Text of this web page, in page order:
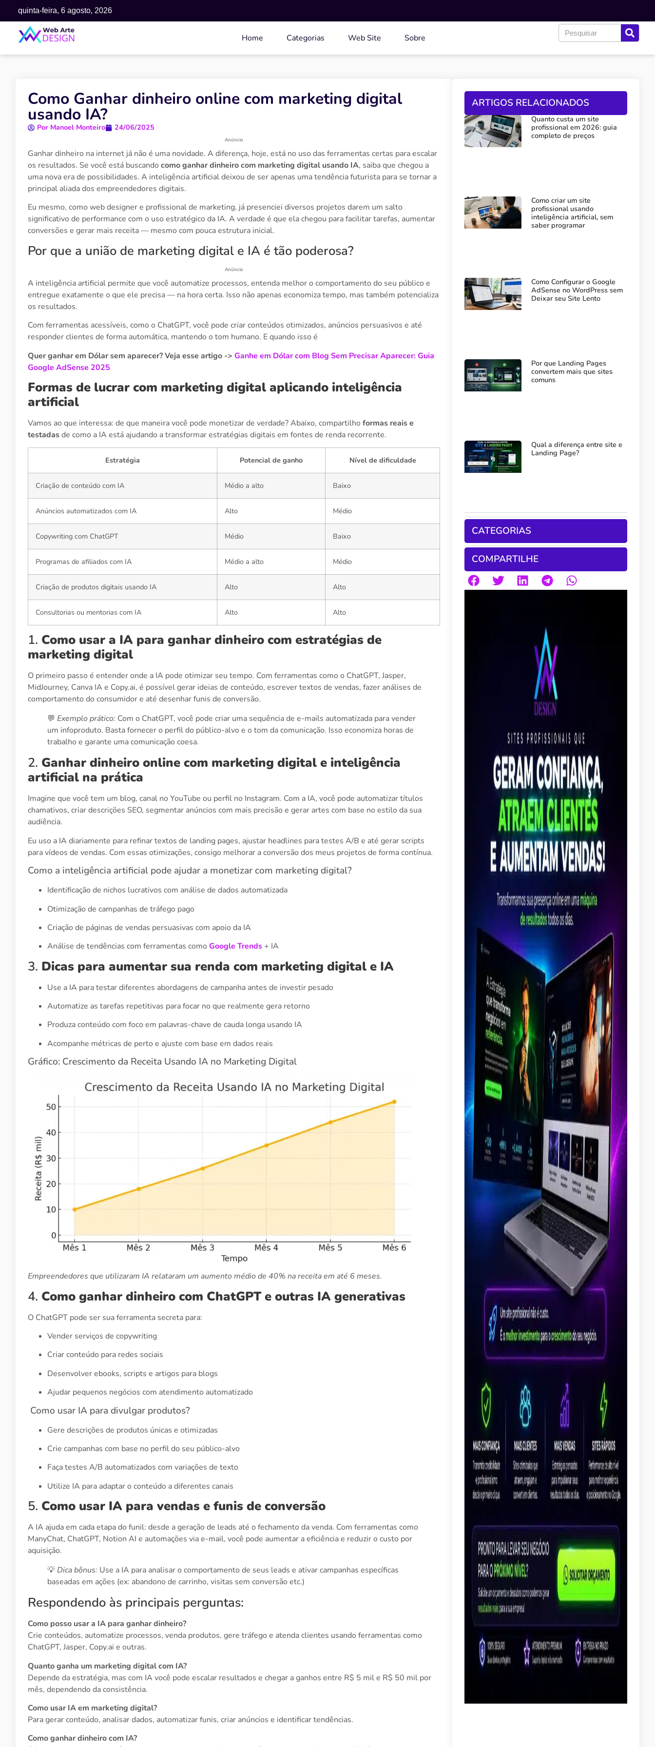
quinta-feira, 6 agosto, 2026
Home Categorias Web Site Sobre
Como Ganhar dinheiro online com marketing digital
usando IA?
Por Manoel Monteiro 24/06/2025
Anúncio
Ganhar dinheiro na internet já não é uma novidade. A diferença, hoje, está no uso das ferramentas certas para escalar
os resultados. Se você está buscando como ganhar dinheiro com marketing digital usando IA, saiba que chegou a
uma nova era de possibilidades. A inteligência artificial deixou de ser apenas uma tendência futurista para se tornar a
principal aliada dos empreendedores digitais.
Eu mesmo, como web designer e profissional de marketing, já presenciei diversos projetos darem um salto
significativo de performance com o uso estratégico da IA. A verdade é que ela chegou para facilitar tarefas, aumentar
conversões e gerar mais receita — mesmo com pouca estrutura inicial.
Por que a união de marketing digital e IA é tão poderosa?
Anúncio
A inteligência artificial permite que você automatize processos, entenda melhor o comportamento do seu público e
entregue exatamente o que ele precisa — na hora certa. Isso não apenas economiza tempo, mas também potencializa
os resultados.
Com ferramentas acessíveis, como o ChatGPT, você pode criar conteúdos otimizados, anúncios persuasivos e até
responder clientes de forma automática, mantendo o tom humano. E quando isso é
Quer ganhar em Dólar sem aparecer? Veja esse artigo -> Ganhe em Dólar com Blog Sem Precisar Aparecer: Guia
Google AdSense 2025
Formas de lucrar com marketing digital aplicando inteligência
artificial
Vamos ao que interessa: de que maneira você pode monetizar de verdade? Abaixo, compartilho formas reais e
testadasde como a IA está ajudando a transformar estratégias digitais em fontes de renda recorrente.
Estratégia Potencial de ganho Nível de dificuldade
Criação de conteúdo com IA Médio a alto Baixo
Anúncios automatizados com IA Alto Médio
Copywriting com ChatGPT Médio Baixo
Programas de afiliados com IA Médio a alto Médio
Criação de produtos digitais usando IA Alto Alto
Consultorias ou mentorias com IA Alto Alto
1. Como usar a IA para ganhar dinheiro com estratégias de
marketing digital
O primeiro passo é entender onde a IA pode otimizar seu tempo. Com ferramentas como o ChatGPT, Jasper,
MidJourney, Canva IA e Copy.ai, é possível gerar ideias de conteúdo, escrever textos de vendas, fazer análises de
comportamento do consumidor e até desenhar funis de conversão.
💬 Exemplo prático: Com o ChatGPT, você pode criar uma sequência de e-mails automatizada para vender
um infoproduto. Basta fornecer o perfil do público-alvo e o tom da comunicação. Isso economiza horas de
trabalho e garante uma comunicação coesa.
2. Ganhar dinheiro online com marketing digital e inteligência
artificial na prática
Imagine que você tem um blog, canal no YouTube ou perfil no Instagram. Com a IA, você pode automatizar títulos
chamativos, criar descrições SEO, segmentar anúncios com mais precisão e gerar artes com base no estilo da sua
audiência.
Eu uso a IA diariamente para refinar textos de landing pages, ajustar headlines para testes A/B e até gerar scripts
para vídeos de vendas. Com essas otimizações, consigo melhorar a conversão dos meus projetos de forma contínua.
Como a inteligência artificial pode ajudar a monetizar com marketing digital?
Identificação de nichos lucrativos com análise de dados automatizada
Otimização de campanhas de tráfego pago
Criação de páginas de vendas persuasivas com apoio da IA
Análise de tendências com ferramentas como Google Trends + IA
3. Dicas para aumentar sua renda com marketing digital e IA
Use a IA para testar diferentes abordagens de campanha antes de investir pesado
Automatize as tarefas repetitivas para focar no que realmente gera retorno
Produza conteúdo com foco em palavras-chave de cauda longa usando IA
Acompanhe métricas de perto e ajuste com base em dados reais
Gráfico: Crescimento da Receita Usando IA no Marketing Digital
Empreendedores que utilizaram IA relataram um aumento médio de 40% na receita em até 6 meses.
4. Como ganhar dinheiro com ChatGPT e outras IA generativas
O ChatGPT pode ser sua ferramenta secreta para:
Vender serviços de copywriting
Criar conteúdo para redes sociais
Desenvolver ebooks, scripts e artigos para blogs
Ajudar pequenos negócios com atendimento automatizado
Como usar IA para divulgar produtos?
Gere descrições de produtos únicas e otimizadas
Crie campanhas com base no perfil do seu público-alvo
Faça testes A/B automatizados com variações de texto
Utilize IA para adaptar o conteúdo a diferentes canais
5. Como usar IA para vendas e funis de conversão
A IA ajuda em cada etapa do funil: desde a geração de leads até o fechamento da venda. Com ferramentas como
ManyChat, ChatGPT, Notion AI e automações via e-mail, você pode aumentar a eficiência e reduzir o custo por
aquisição.
💡 Dica bônus: Use a IA para analisar o comportamento de seus leads e ativar campanhas específicas
baseadas em ações (ex: abandono de carrinho, visitas sem conversão etc.)
Respondendo às principais perguntas:
Como posso usar a IA para ganhar dinheiro?
Crie conteúdos, automatize processos, venda produtos, gere tráfego e atenda clientes usando ferramentas como
ChatGPT, Jasper, Copy.ai e outras.
Quanto ganha um marketing digital com IA?
Depende da estratégia, mas com IA você pode escalar resultados e chegar a ganhos entre R$ 5 mil e R$ 50 mil por
mês, dependendo da consistência.
Como usar IA em marketing digital?
Para gerar conteúdo, analisar dados, automatizar funis, criar anúncios e identificar tendências.
Como ganhar dinheiro com IA?
ARTIGOS RELACIONADOS
Quanto custa um site
profissional em 2026: guia
completo de preços
Como criar um site
profissional usando
inteligência artificial, sem
saber programar
Como Configurar o Google
AdSense no WordPress sem
Deixar seu Site Lento
Por que Landing Pages
convertem mais que sites
comuns
Qual a diferença entre site e
Landing Page?
CATEGORIAS
COMPARTILHE